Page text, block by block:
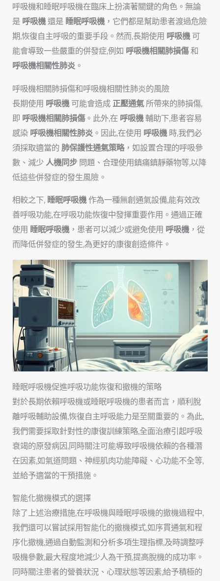
呼吸機和睡眠呼吸機在臨床上扮演著關鍵的角色。無論
是 呼吸機還是 睡眠呼吸機，它們都是幫助患者渡過危險
期,恢復自主呼吸的重要手段。然而,長期使用 呼吸機可
能會導致一些嚴重的併發症,例如 呼吸機相關肺損傷和
呼吸機相關性肺炎 。
呼吸機相關肺損傷和呼吸機相關性肺炎的風險
長期使用 呼吸機 可能會造成 正壓通氣所帶來的肺損傷,
即 呼吸機相關肺損傷。此外,在 呼吸機 輔助下,患者容易
感染 呼吸機相關性肺炎 。因此,在使用 呼吸機 時,我們必
須採取適當的 肺保護性通氣策略，如設置合理的呼吸參
數、減少 人機同步 問題、合理使用鎮痛鎮靜藥物等,以降
低這些併發症的發生風險。
相較之下, 睡眠呼吸機作為一種無創通氣設備,能有效改
善呼吸功能,在呼吸功能恢復中發揮重要作用。通過正確
使用 睡眠呼吸機，患者可以減少或避免使用 呼吸機，從
而降低併發症的發生,為更好的康復創造條件。
睡眠呼吸機促進呼吸功能恢復和撤機的策略
對於長期依賴呼吸機或睡眠呼吸機的患者而言，順利脫
離呼吸輔助設備,恢復自主呼吸能力是至關重要的。為此,
我們需要採取針對性的康復訓練策略,全面治療引起呼吸
衰竭的原發病因,同時關注可能導致呼吸機依賴的各種潛
在因素,如氣道問題、神經肌肉功能障礙、心功能不全等,
並給予適當的干預措施。
智能化撤機模式的選擇
除了上述治療措施,在呼吸機與睡眠呼吸機的撤機過程中,
我們還可以嘗試採用智能化的撤機模式,如序貫通氣和程
序化撤機,通過自動監測和分析多項生理指標,及時調整呼
吸機參數,最大程度地減少人為干預,提高脫機的成功率。
同時關注患者的營養狀況、心理狀態等因素,給予積極的